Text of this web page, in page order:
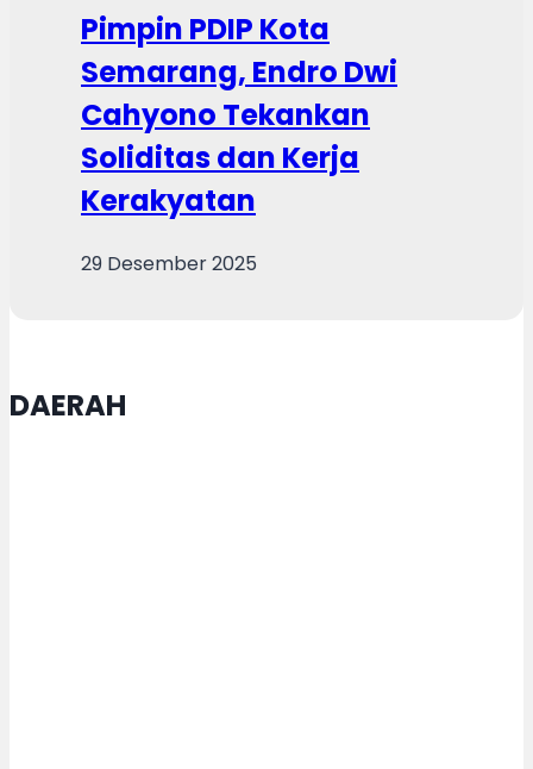
Pimpin PDIP Kota
Semarang, Endro Dwi
Cahyono Tekankan
Soliditas dan Kerja
Kerakyatan
29 Desember 2025
DAERAH